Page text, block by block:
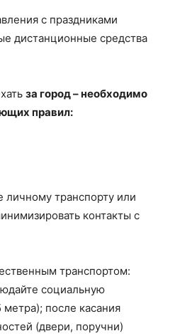
с праздниками
дистанционные средства
за город – необходимо
правил:
транспорту или
контакты с
транспортом:
социальную
после касания
(двери, поручни)